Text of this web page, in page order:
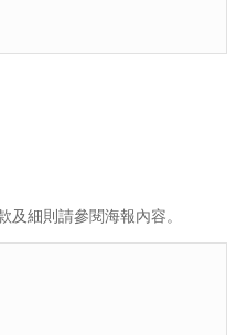
細則請參閱海報內容。